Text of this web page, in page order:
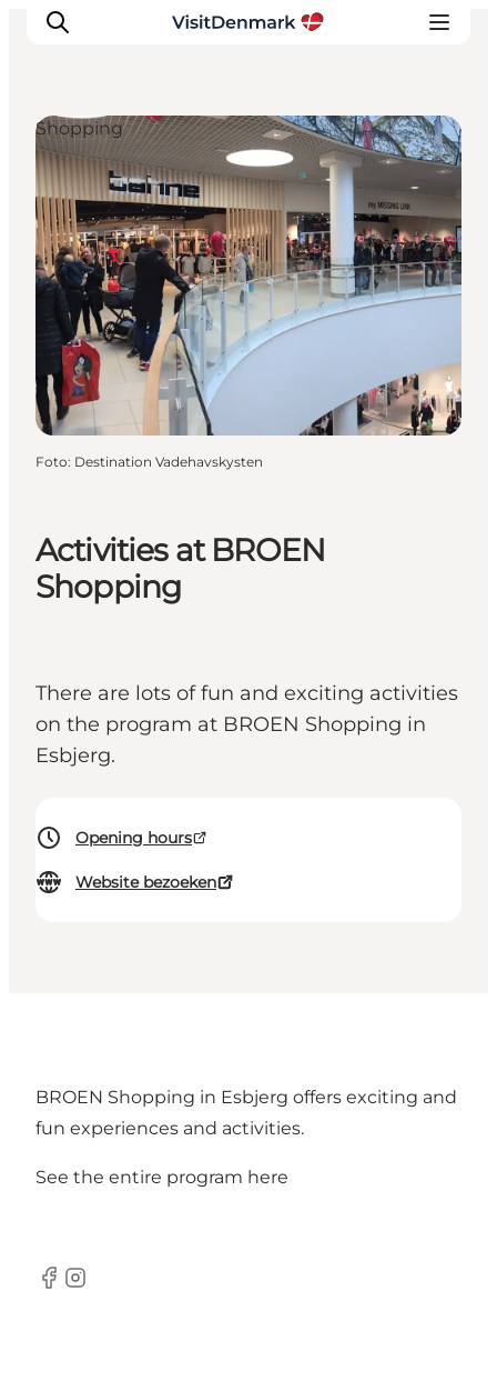
Inspiratie
Bestemmingen
Wat te doen
Accommodaties
Plan je reis
Activities at BROEN
Shopping
There are lots of fun and exciting activities
on the program at BROEN Shopping in
Esbjerg.
Opening hours
Website bezoeken
Shopping
Foto: Destination Vadehavskysten
BROEN Shopping in Esbjerg offers exciting and
fun experiences and activities.
See the entire program here
Facebook
Instagram